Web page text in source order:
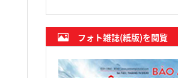
フォト雑誌(紙版)を閲覧